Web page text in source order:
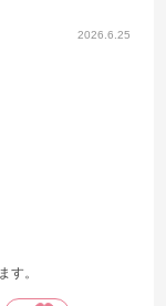
2026.6.25
す。